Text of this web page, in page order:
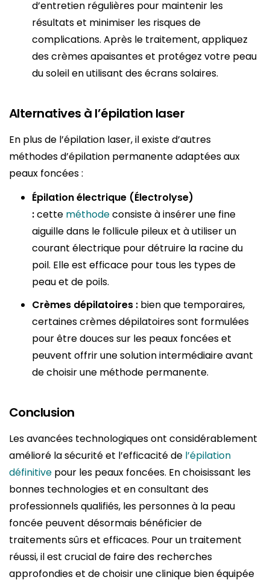
d’entretien régulières pour maintenir les
résultats et minimiser les risques de
complications. Après le traitement, appliquez
des crèmes apaisantes et protégez votre peau
du soleil en utilisant des écrans solaires.
Alternatives à l’épilation laser
En plus de l’épilation laser, il existe d’autres
méthodes d’épilation permanente adaptées aux
peaux foncées :
Épilation électrique (Électrolyse)
:cette méthodeconsiste à insérer une fine
aiguille dans le follicule pileux et à utiliser un
courant électrique pour détruire la racine du
poil. Elle est efficace pour tous les types de
peau et de poils.
Crèmes dépilatoires : bien que temporaires,
certaines crèmes dépilatoires sont formulées
pour être douces sur les peaux foncées et
peuvent offrir une solution intermédiaire avant
de choisir une méthode permanente.
Conclusion
Les avancées technologiques ont considérablement
amélioré la sécurité et l’efficacité de l’épilation
définitive pour les peaux foncées. En choisissant les
bonnes technologies et en consultant des
professionnels qualifiés, les personnes à la peau
foncée peuvent désormais bénéficier de
traitements sûrs et efficaces. Pour un traitement
réussi, il est crucial de faire des recherches
approfondies et de choisir une clinique bien équipée